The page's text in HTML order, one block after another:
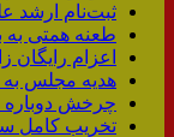
ثبت‌نام ارشد علوم
طعنه همتی
اعزام رایگان
هدیه مجلس به
چرخش دوباره
تخریب کامل سه